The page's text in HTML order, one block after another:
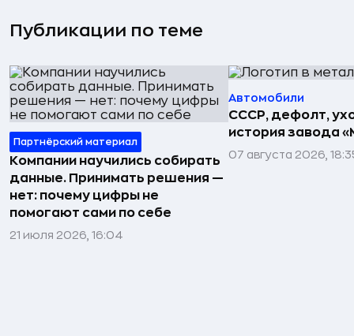
Публикации по теме
Партнёрский материал
Компании научились собирать
данные. Принимать решения —
нет: почему цифры не
помогают сами по себе
21 июля 2026, 16:04
Автомобили
СССР, дефолт,
история завода
07 августа 2026,